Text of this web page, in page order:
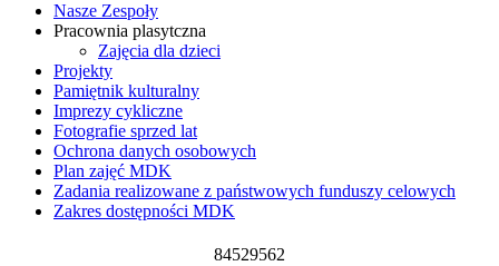
Nasze Zespoły
Pracownia plasytczna
Zajęcia dla dzieci
Projekty
Pamiętnik kulturalny
Imprezy cykliczne
Fotografie sprzed lat
Ochrona danych osobowych
Plan zajęć MDK
Zadania realizowane z państwowych funduszy celowych
Zakres dostępności MDK
84529562